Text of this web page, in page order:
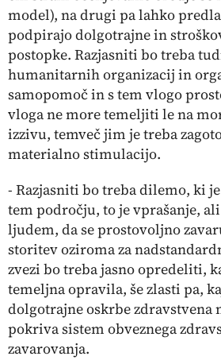
model), na drugi pa lahko
podpirajo dolgotrajne in
postopke. Razjasniti bo treba
humanitarnih organizacij in
samopomoč in s tem vlogo
vloga ne more temeljiti le na
izzivu, temveč jim je treba
materialno stimulacijo.
- Razjasniti bo treba dilemo, ki
tem področju, to je vprašanje,
ljudem, da se prostovoljno
storitev oziroma za
zvezi bo treba jasno opredeliti,
temeljna opravila, še zlasti pa,
dolgotrajne oskrbe zdravstvena
pokriva sistem obveznega
zavarovanja.